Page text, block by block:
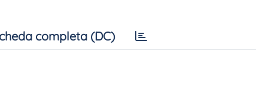
completa (DC)